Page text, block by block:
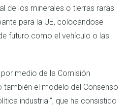
de los minerales o tierras raras
para la UE, colocándose
futuro como el vehículo o las
por medio de la Comisión
también el modelo del Consenso
industrial”, que ha consistido